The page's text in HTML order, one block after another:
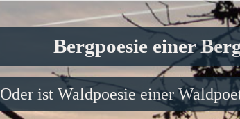
Bergpoesie einer
Oder ist Waldpoesie einer